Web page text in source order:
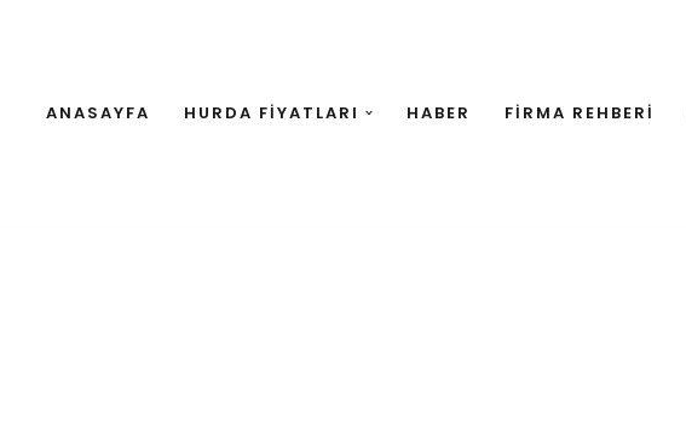
ANASAYFA HURDA FİYATLARI HABER FİRMA REHBERİ